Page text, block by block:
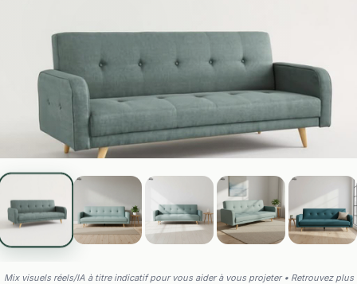
Mix visuels réels/IA à titre indicatif pour vous aider à vous projeter • Retrouvez plus